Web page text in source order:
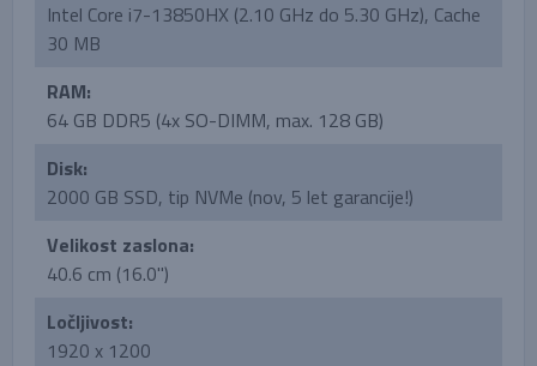
Intel Core i7-13850HX (2.10 GHz do 5.30 GHz), Cache
30 MB
RAM:
64 GB DDR5 (4x SO-DIMM, max. 128 GB)
Disk:
2000 GB SSD, tip NVMe (nov, 5 let garancije!)
Velikost zaslona:
40.6 cm (16.0'')
Ločljivost:
1920 x 1200